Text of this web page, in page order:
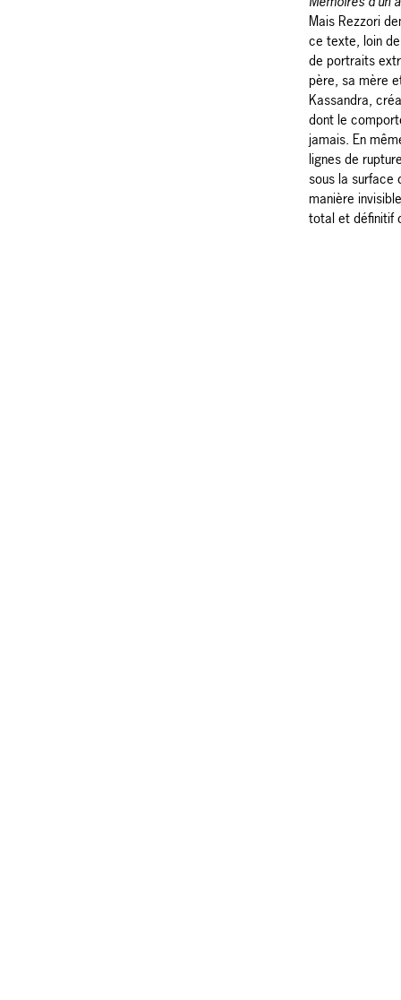
Mais Rezzori
ce texte, loin
de portraits
père, sa mère
Kassandra,
dont le
jamais. En
lignes de
sous la surface
manière
total et définitif